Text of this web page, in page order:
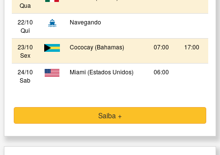
Qua
22/10
Qui
Navegando
23/10
Sex
Cococay (Bahamas) 07:00 17:00
24/10
Sab
Miami (Estados Unidos) 06:00
Saiba +